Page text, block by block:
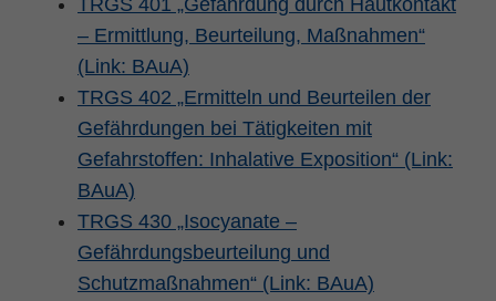
– Ermittlung, Beurteilung, Maßnahmen“
(Link: BAuA)
TRGS 402 „Ermitteln und Beurteilen der
Gefährdungen bei Tätigkeiten mit
Gefahrstoffen: Inhalative Exposition“ (Link:
BAuA)
TRGS 430 „Isocyanate –
Gefährdungsbeurteilung und
Schutzmaßnahmen“ (Link: BAuA)